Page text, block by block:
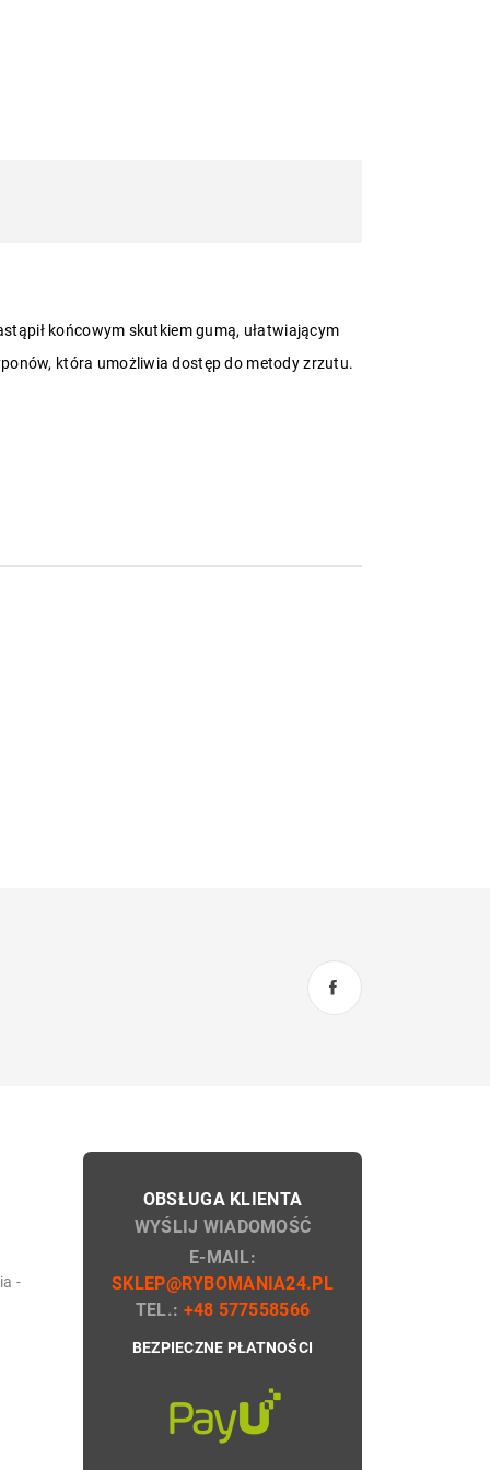
końcowym skutkiem gumą, ułatwiającym
która umożliwia dostęp do metody zrzutu.
-
OBSŁUGA KLIENTA
WYŚLIJ WIADOMOŚĆ
E-MAIL:
SKLEP@RYBOMANIA24.PL
TEL.: +48 577558566
BEZPIECZNE PŁATNOŚCI